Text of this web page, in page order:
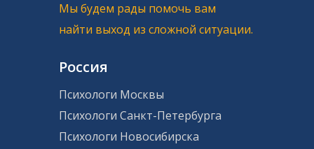
Мы будем рады помочь вам
найти выход из сложной ситуации.
Россия
Психологи Москвы
Психологи Санкт-Петербурга
Психологи Новосибирска